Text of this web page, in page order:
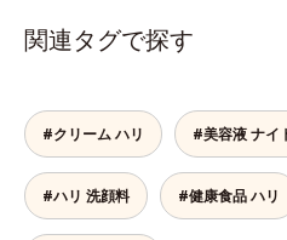
にこそおすすめ。さらに、分子が小
配合。サポート成分のビタミンC、
スムーズに届けるヒハツエキスも加
わることで、毎日のハリ・ツヤをし
っかりと応援します。山形県産の
ラ・フランス果汁を使用した、すっ
関連タグで探す
#クリーム ハリ #美容液 ナイ
#ハリ 洗顔料 #健康食品 ハリ